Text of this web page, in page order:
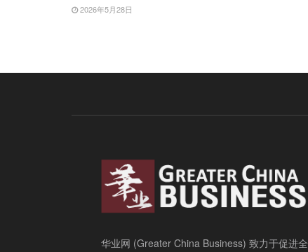
2026年5月28日
华业网 (Greater China Business) 致力于促进全